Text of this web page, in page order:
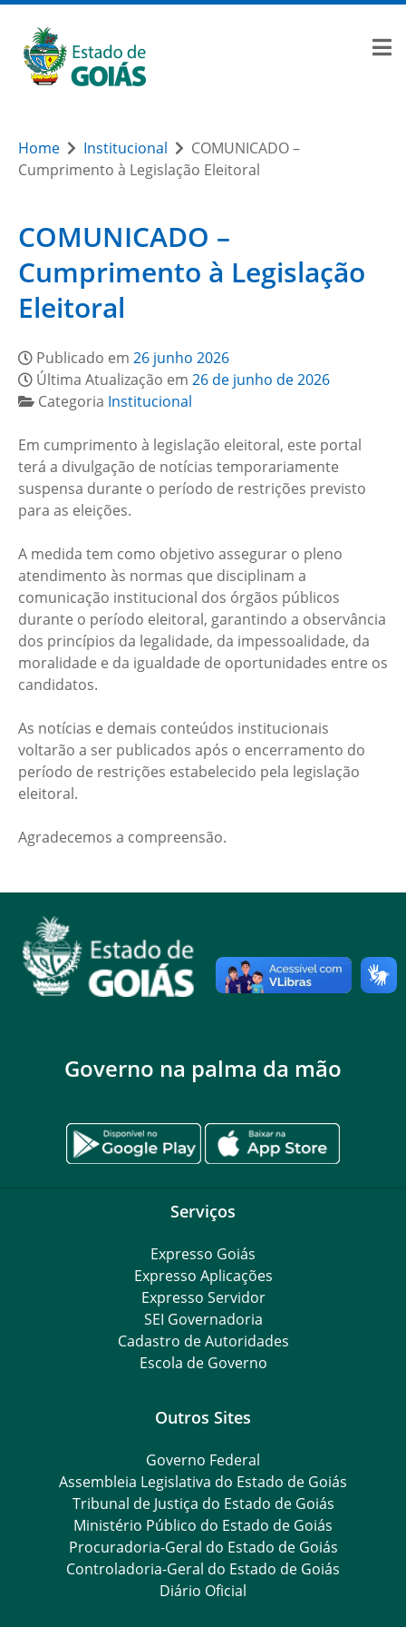
Home Institucional
COMUNICADO –
Cumprimento à Legislação Eleitoral
COMUNICADO –
Cumprimento à Legislação
Eleitoral
Publicado em 26 junho 2026
Última Atualização em 26 de junho de 2026
Categoria Institucional
Em cumprimento à legislação eleitoral, este portal
terá a divulgação de notícias temporariamente
suspensa durante o período de restrições previsto
para as eleições.
A medida tem como objetivo assegurar o pleno
atendimento às normas que disciplinam a
comunicação institucional dos órgãos públicos
durante o período eleitoral, garantindo a observância
dos princípios da legalidade, da impessoalidade, da
moralidade e da igualdade de oportunidades entre os
candidatos.
As notícias e demais conteúdos institucionais
voltarão a ser publicados após o encerramento do
período de restrições estabelecido pela legislação
eleitoral.
Agradecemos a compreensão.
Governo na palma da mão
Serviços
Expresso Goiás
Expresso Aplicações
Expresso Servidor
SEI Governadoria
Cadastro de Autoridades
Escola de Governo
Outros Sites
Governo Federal
Assembleia Legislativa do Estado de Goiás
Tribunal de Justiça do Estado de Goiás
Ministério Público do Estado de Goiás
Procuradoria-Geral do Estado de Goiás
Controladoria-Geral do Estado de Goiás
Diário Oficial